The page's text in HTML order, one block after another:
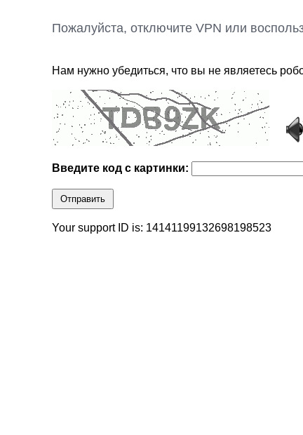
Пожалуйста, отключите VPN или
Нам нужно убедиться, что вы не являетесь
Введите код с картинки:
Отправить
Your support ID is: 14141199132698198523